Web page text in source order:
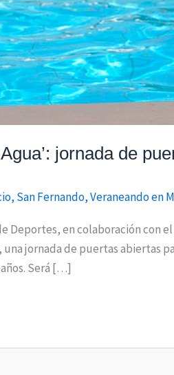
Agua’: jornada de
, San Fernando,Veraneando en
Deportes, en colaboración con
una jornada de puertas
Será […]